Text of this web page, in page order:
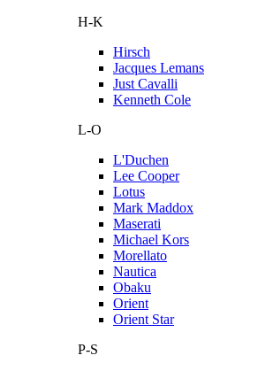
H-K
Hirsch
Jacques Lemans
Just Cavalli
Kenneth Cole
L-O
L'Duchen
Lee Cooper
Lotus
Mark Maddox
Maserati
Michael Kors
Morellato
Nautica
Obaku
Orient
Orient Star
P-S